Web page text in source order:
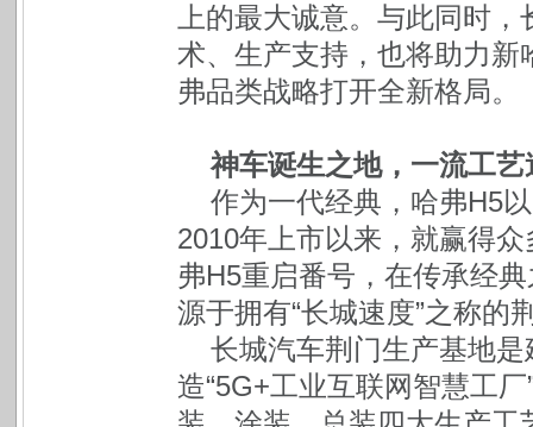
上的最大诚意。与此同时
术、生产支持，也将助力
弗品类战略打开全新格局。
神车诞生之地，一流工
作为一代经典，哈弗H5
2010年上市以来，就赢得
弗H5重启番号，在传承经
源于拥有“长城速度”之称的
长城汽车荆门生产基地是
造“5G+工业互联网智慧工